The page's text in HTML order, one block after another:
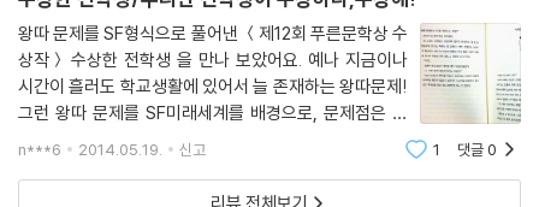
왕따 문제를 SF형식으로 풀어낸 ＜제12회 푸른문학상 수
상작＞ 수상한 전학생 을 만나 보았어요. 예나 지금이나
시간이 흘러도 학교생활에 있어서 늘 존재하는 왕따문제!
그런 왕따 문제를 SF미래세계를 배경으로, 문제점은 지
적하고 아이들 심리는 그대로 표현하여 또래 아이들의 그
왕따문제를 새로운 형식으로 접근
n***6 2014.05.19. 신고 1 댓글0